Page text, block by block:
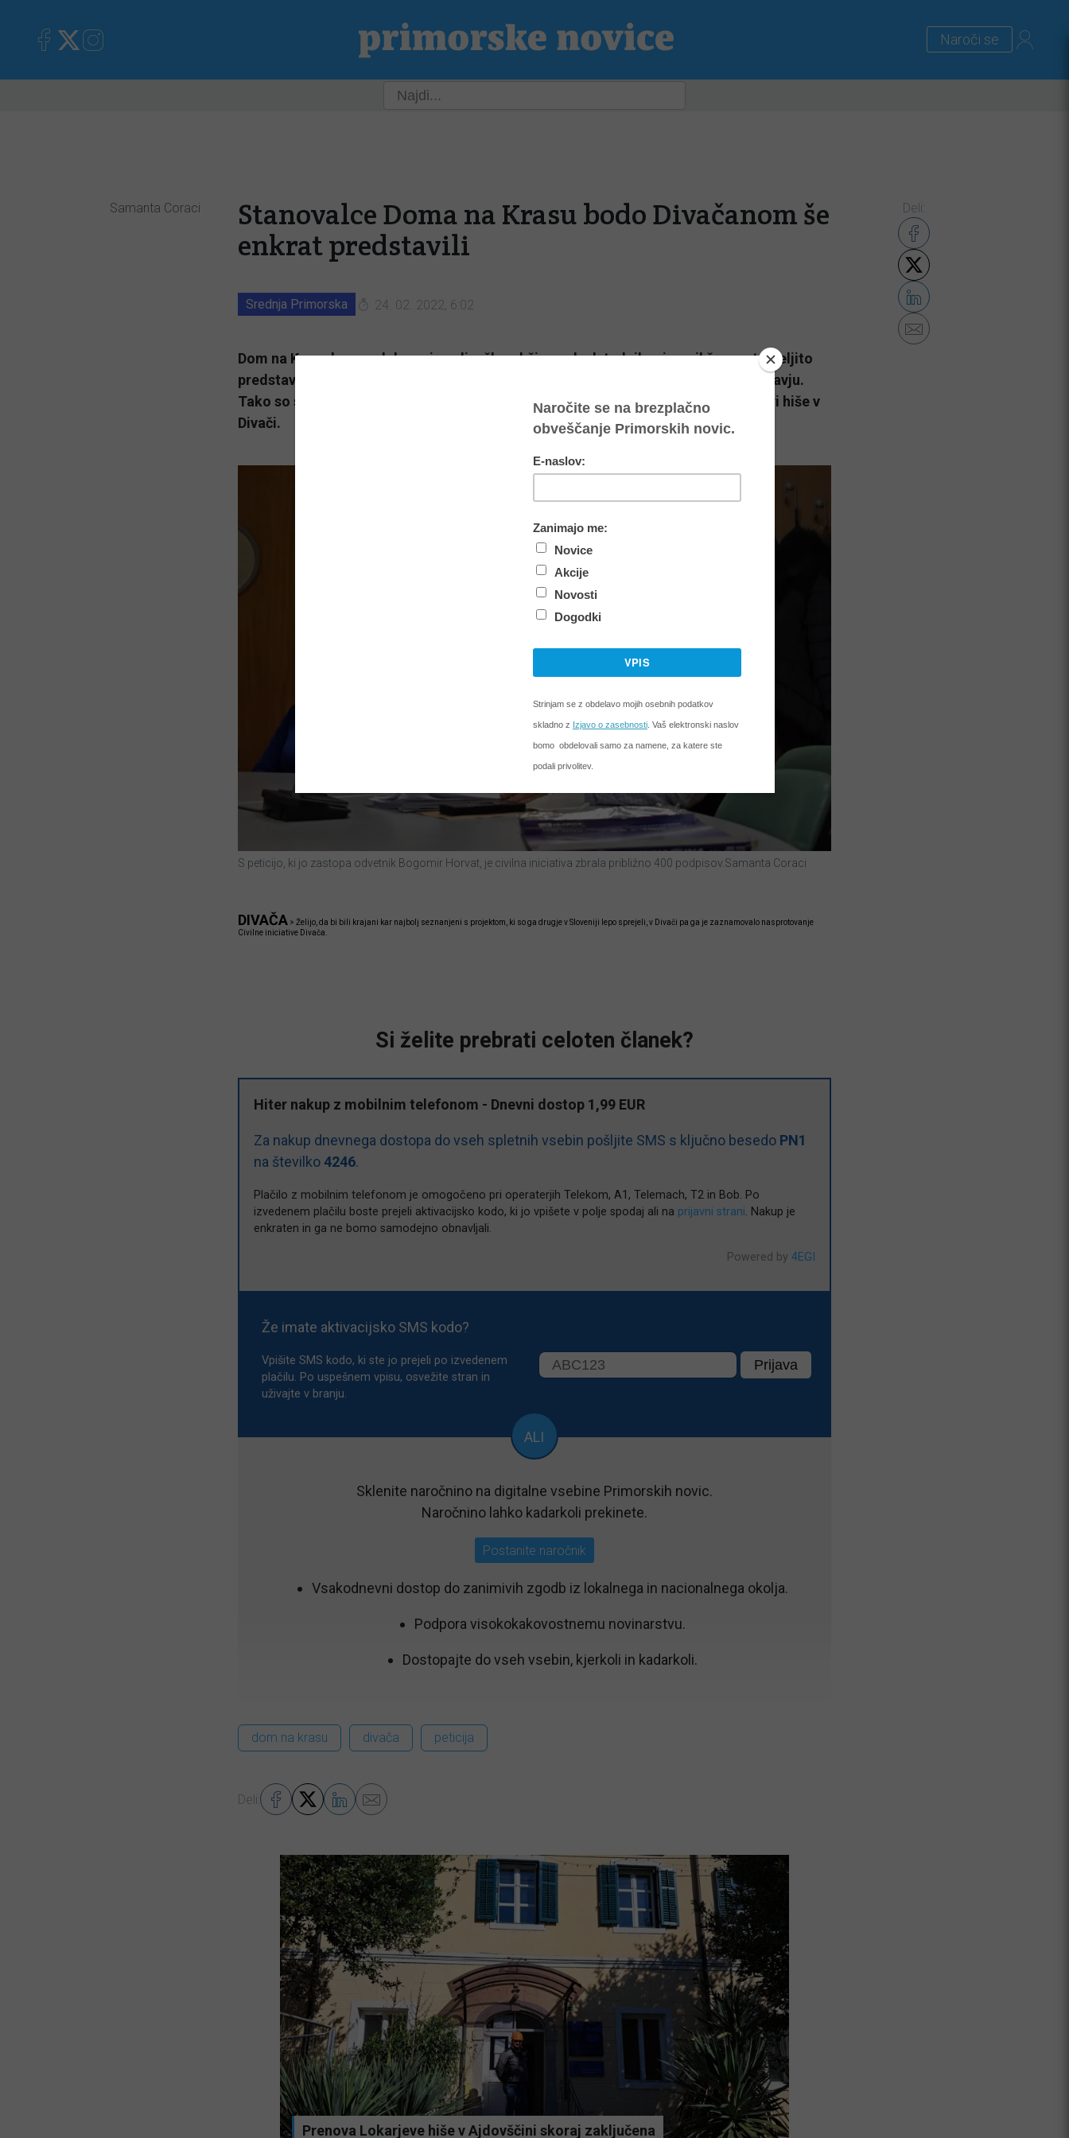
Naroči se
Slovenija
Samanta Coraci
Stanovalce Doma na Krasu bodo Divačanom še
enkrat predstavili
Srednja Primorska 24. 02. 2022, 6:02
Dom na Krasu bo v sodelovanju z divaško občino v dveh tednih pripravil še eno temeljito
predstavitev projekta stanovanjskih skupnosti za ljudi s težavami v duševnem zdravju.
Tako so se dogovorili v torek zvečer po burni razpravi na Občini Divača. Gre za štiri hiše v
Divači.
S peticijo, ki jo zastopa odvetnik Bogomir Horvat, je civilna iniciativa zbrala približno 400 podpisov.Samanta Coraci
DIVAČA > Želijo, da bi bili krajani kar najbolj seznanjeni s projektom, ki so ga drugje v Sloveniji lepo sprejeli, v Divači pa ga je zaznamovalo nasprotovanje
Civilne iniciative Divača.
Si želite prebrati celoten članek?
Hiter nakup z mobilnim telefonom - Dnevni dostop 1,99 EUR
Za nakup dnevnega dostopa do vseh spletnih vsebin pošljite SMS s ključno besedo PN1
na številko 4246.
Plačilo z mobilnim telefonom je omogočeno pri operaterjih Telekom, A1, Telemach, T2 in Bob. Po
izvedenem plačilu boste prejeli aktivacijsko kodo, ki jo vpišete v polje spodaj ali na prijavni strani. Nakup je
enkraten in ga ne bomo samodejno obnavljali.
Powered by4EGI
Že imate aktivacijsko SMS kodo?
Vpišite SMS kodo, ki ste jo prejeli po izvedenem
plačilu. Po uspešnem vpisu, osvežite stran in
uživajte v branju.
ALI
Sklenite naročnino na digitalne vsebine Primorskih novic.
Naročnino lahko kadarkoli prekinete.
Postanite naročnik
Vsakodnevni dostop do zanimivih zgodb iz lokalnega in nacionalnega okolja.
Podpora visokokakovostnemu novinarstvu.
Dostopajte do vseh vsebin, kjerkoli in kadarkoli.
dom na krasu divača peticija
Deli:
Prenova Lokarjeve hiše v Ajdovščini skoraj zaključena
Deli: